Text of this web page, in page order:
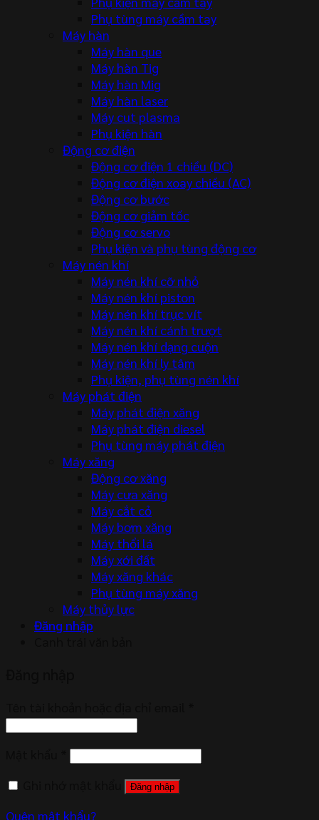
Phụ tùng máy cầm tay
Máy hàn
Máy hàn que
Máy hàn Tig
Máy hàn Mig
Máy hàn laser
Máy cut plasma
Phụ kiện hàn
Động cơ điện
Động cơ điện 1 chiều (DC)
Động cơ điện xoay chiều (AC)
Động cơ bước
Động cơ giảm tốc
Động cơ servo
Phụ kiện và phụ tùng động cơ
Máy nén khí
Máy nén khí cỡ nhỏ
Máy nén khí piston
Máy nén khí trục vít
Máy nén khí cánh trượt
Máy nén khí dạng cuộn
Máy nén khí ly tâm
Phụ kiện, phụ tùng nén khí
Máy phát điện
Máy phát điện xăng
Máy phát điện diesel
Phụ tùng máy phát điện
Máy xăng
Động cơ xăng
Máy cưa xăng
Máy cắt cỏ
Máy bơm xăng
Máy thổi lá
Máy xới đất
Máy xăng khác
Phụ tùng máy xăng
Máy thủy lực
Đăng nhập
Đăng nhập
Quên mật khẩu?